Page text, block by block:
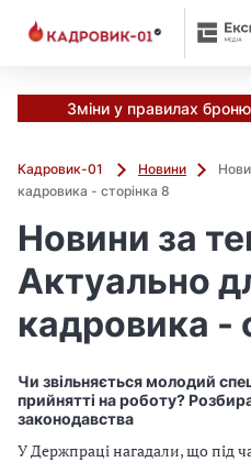
Зміни у правилах
Кадровик-01 Новини
кадровика - сторінка 8
Новини за
Актуально
кадровика -
Чи звільняється молодий
прийнятті на роботу?
законодавства
У Держпраці нагадали, що під